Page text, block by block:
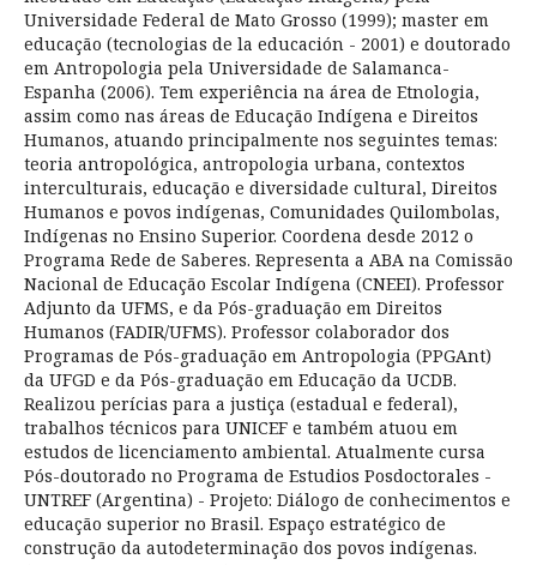
Universidade Federal de Mato Grosso (1999); master em
educação (tecnologias de la educación - 2001) e doutorado
em Antropologia pela Universidade de Salamanca-
Espanha (2006). Tem experiência na área de Etnologia,
assim como nas áreas de Educação Indígena e Direitos
Humanos, atuando principalmente nos seguintes temas:
teoria antropológica, antropologia urbana, contextos
interculturais, educação e diversidade cultural, Direitos
Humanos e povos indígenas, Comunidades Quilombolas,
Indígenas no Ensino Superior. Coordena desde 2012 o
Programa Rede de Saberes. Representa a ABA na Comissão
Nacional de Educação Escolar Indígena (CNEEI). Professor
Adjunto da UFMS, e da Pós-graduação em Direitos
Humanos (FADIR/UFMS). Professor colaborador dos
Programas de Pós-graduação em Antropologia (PPGAnt)
da UFGD e da Pós-graduação em Educação da UCDB.
Realizou perícias para a justiça (estadual e federal),
trabalhos técnicos para UNICEF e também atuou em
estudos de licenciamento ambiental. Atualmente cursa
Pós-doutorado no Programa de Estudios Posdoctorales -
UNTREF (Argentina) - Projeto: Diálogo de conhecimentos e
educação superior no Brasil. Espaço estratégico de
construção da autodeterminação dos povos indígenas.